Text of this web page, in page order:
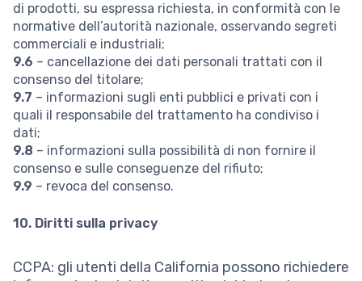
di prodotti, su espressa richiesta, in conformità con le
normative dell’autorità nazionale, osservando segreti
commerciali e industriali;
9.6 – cancellazione dei dati personali trattati con il
consenso del titolare;
9.7 – informazioni sugli enti pubblici e privati con i
quali il responsabile del trattamento ha condiviso i
dati;
9.8 – informazioni sulla possibilità di non fornire il
consenso e sulle conseguenze del rifiuto;
9.9 – revoca del consenso.
10. Diritti sulla privacy
CCPA: gli utenti della California possono richiedere